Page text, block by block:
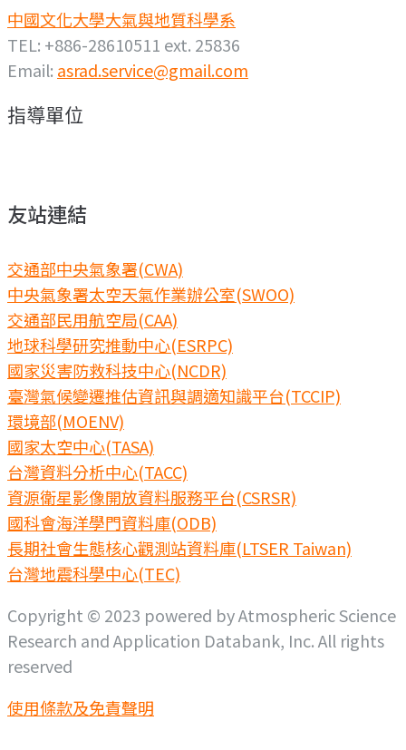
中國文化大學大氣與地質科學系
TEL: +886-28610511 ext. 25836
Email: asrad.service@gmail.com
指導單位
友站連結
交通部中央氣象署(CWA)
中央氣象署太空天氣作業辦公室(SWOO)
交通部民用航空局(CAA)
地球科學研究推動中心(ESRPC)
國家災害防救科技中心(NCDR)
臺灣氣候變遷推估資訊與調適知識平台(TCCIP)
環境部(MOENV)
國家太空中心(TASA)
台灣資料分析中心(TACC)
資源衛星影像開放資料服務平台(CSRSR)
國科會海洋學門資料庫(ODB)
長期社會生態核心觀測站資料庫(LTSER Taiwan)
台灣地震科學中心(TEC)
Copyright © 2023 powered by Atmospheric Science
Research and Application Databank, Inc. All rights
reserved
使用條款及免責聲明